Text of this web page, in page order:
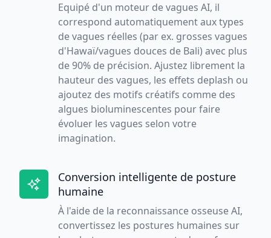
Equipé d'un moteur de vagues AI, il
correspond automatiquement aux types
de vagues réelles (par ex. grosses vagues
d'Hawaï/vagues douces de Bali) avec plus
de 90% de précision. Ajustez librement la
hauteur des vagues, les effets deplash ou
ajoutez des motifs créatifs comme des
algues bioluminescentes pour faire
évoluer les vagues selon votre
imagination.
Conversion intelligente de posture
humaine
À l'aide de la reconnaissance osseuse AI,
convertissez les postures humaines sur